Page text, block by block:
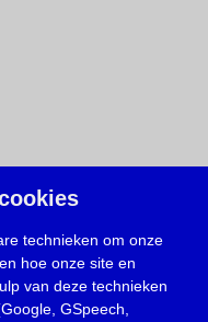
technieken om onze
hoe onze site en
van deze technieken
GSpeech,